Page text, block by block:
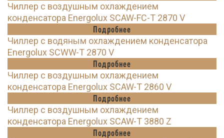
Чиллер с воздушным охлаждением
конденсатора Energolux SCAW-FC-T 2870 V
Подробнее
Чиллер с водяным охлаждением конденсатора
Energolux SCWW-T 2870 V
Подробнее
Чиллер с воздушным охлаждением
конденсатора Energolux SCAW-T 2860 V
Подробнее
Чиллер с воздушным охлаждением
конденсатора Energolux SCAW-T 3880 Z
Подробнее